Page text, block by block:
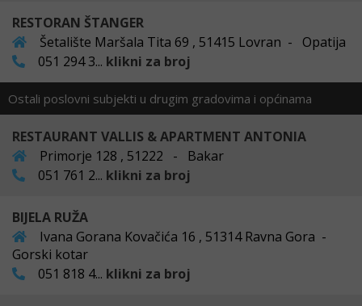
RESTORAN ŠTANGER
Šetalište Maršala Tita 69 , 51415 Lovran - Opatija
051 294 3... klikni za broj
Ostali poslovni subjekti u drugim gradovima i općinama
RESTAURANT VALLIS & APARTMENT ANTONIA
Primorje 128 , 51222 - Bakar
051 761 2... klikni za broj
BIJELA RUŽA
Ivana Gorana Kovačića 16 , 51314 Ravna Gora -
Gorski kotar
051 818 4... klikni za broj